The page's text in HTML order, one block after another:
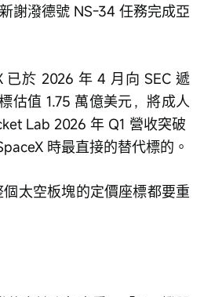
謝潑德號 NS-34 任務完成亞
已於 2026 年 4 月向 SEC 遞
估值 1.75 萬億美元，將成人
Lab 2026 年 Q1 營收突破
時最直接的替代標的。
太空板塊的定價座標都要重